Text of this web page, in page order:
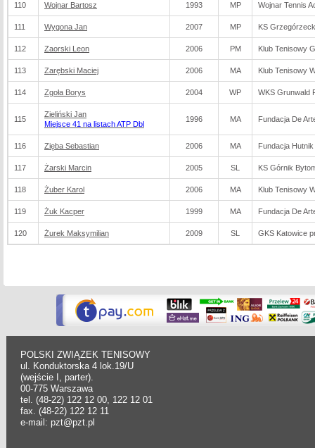
110 Wojnar Bartosz 1993 MP Wojnar Tennis
111 Wygona Jan 2007 MP KS
112 Zaorski Leon 2006 PM Klub Tenisowy
113 Zarębski Maciej 2006 MA Klub Tenisowy
114 Zgoła Borys 2004 WP WKS Grunwald
115
Zieliński Jan
Miejsce 41 na listach ATP Dbl
1996 MA Fundacja De
116 Zięba Sebastian 2006 MA Fundacja
117 Żarski Marcin 2005 SL KS Górnik
118 Żuber Karol 2006 MA Klub Tenisowy
119 Żuk Kacper 1999 MA Fundacja De
120 Żurek Maksymilian 2009 SL GKS Katowice
POLSKI ZWIĄZEK TENISOWY
ul. Konduktorska 4 lok.19/U
(wejście I, parter).
00-775 Warszawa
tel. (48-22) 122 12 00, 122 12 01
fax. (48-22) 122 12 11
e-mail: pzt@pzt.pl